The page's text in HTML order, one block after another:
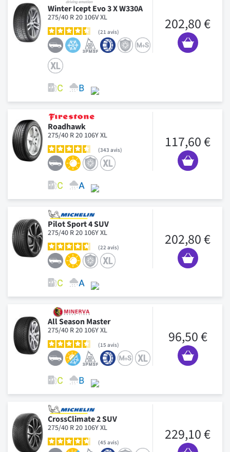
Winter Icept Evo 3 X W330A
275/40 R 20 106V XL
21 avis 202,80 €
Roadhawk
275/40 R 20 106Y XL
343 avis 117,60 €
Pilot Sport 4 SUV
275/40 R 20 106Y XL
22 avis 202,80 €
All Season Master
275/40 R 20 106Y XL
15 avis 96,50 €
CrossClimate 2 SUV
275/40 R 20 106Y XL
45 avis 229,10 €